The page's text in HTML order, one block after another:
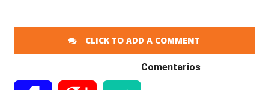
CLICK TO ADD A COMMENT
Comentarios